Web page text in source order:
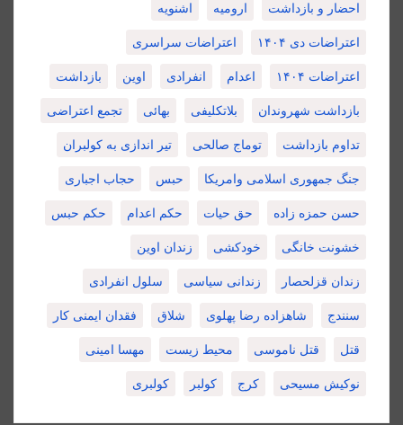
احضار و بازداشت ارومیه اشنویه
اعتراضات دی ۱۴۰۴ اعتراضات سراسری
اعتراضات ۱۴۰۴ اعدام انفرادی اوین بازداشت
بازداشت شهروندان بلاتکلیفی بهائی تجمع اعتراضی
تداوم بازداشت توماج صالحی تیر اندازی به کولبران
جنگ جمهوری اسلامی وامریکا حبس حجاب اجباری
حسن حمزه زاده حق حیات حکم اعدام حکم حبس
خشونت خانگی خودکشی زندان اوین
زندان قزلحصار زندانی سیاسی سلول انفرادی
سنندج شاهزاده رضا پهلوی شلاق فقدان ایمنی کار
قتل قتل ناموسی محیط زیست مهسا امینی
نوکیش مسیحی کرج کولبر کولبری